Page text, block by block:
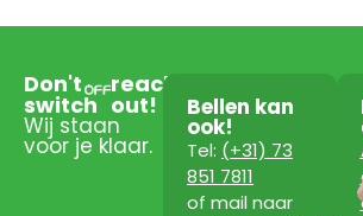
Don't
switch
reach
out!
Wij staan
voor je klaar.
Bellen kan
ook!
Tel: (+31) 73
851 7811
of mail naar